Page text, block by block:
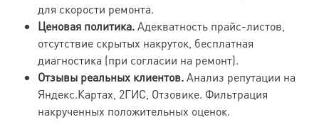
для скорости ремонта.
Ценовая политика.Адекватность прайс-листов,
отсутствие скрытых накруток, бесплатная
диагностика (при согласии на ремонт).
Отзывы реальных клиентов.Анализ репутации на
Яндекс.Картах, 2ГИС, Отзовике. Фильтрация
накрученных положительных оценок.